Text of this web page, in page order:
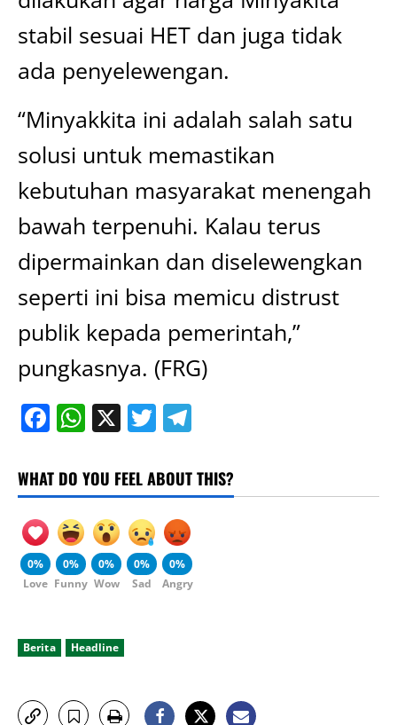
stabil sesuai HET dan juga tidak
ada penyelewengan.
“Minyakkita ini adalah salah satu
solusi untuk memastikan
kebutuhan masyarakat menengah
bawah terpenuhi. Kalau terus
dipermainkan dan diselewengkan
seperti ini bisa memicu distrust
publik kepada pemerintah,”
pungkasnya. (FRG)
Facebook
WhatsApp
X Twitter
WHAT DO YOU FEEL ABOUT THIS?
0%
Love
0%
Funny
0%
Wow
0%
Sad
0%
Angry
Berita Headline